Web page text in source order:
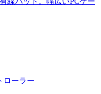
ローラー